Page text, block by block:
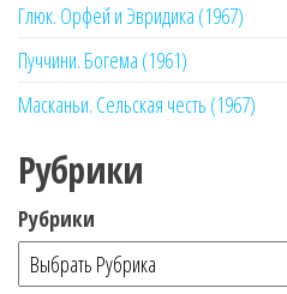
Глюк. Орфей и Эвридика (1967)
Пуччини. Богема (1961)
Масканьи. Сельская честь (1967)
Рубрики
Рубрики